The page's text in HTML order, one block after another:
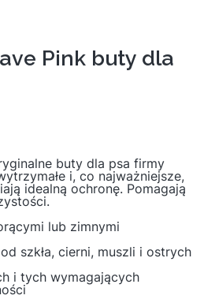
Pink buty dla
buty dla psa firmy
i, co najważniejsze,
idealną ochronę. Pomagają
lub zimnymi
szkła, cierni, muszli i ostrych
i tych wymagających